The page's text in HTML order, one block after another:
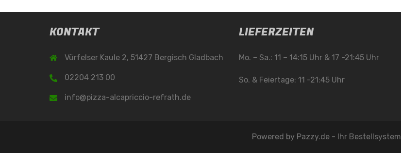
KONTAKT
Vürfelser Kaule 2, 51427 Bergisch Gladbach
02204 213 00
info@pizza-alcapriccio-refrath.de
LIEFERZEITEN
Mo. – Sa.: 11 – 14:15 Uhr & 17 -21:45 Uhr
So. & Feiertage: 11 -21:45 Uhr
Powered by Pazzy.de - Ihr Bestellsystem